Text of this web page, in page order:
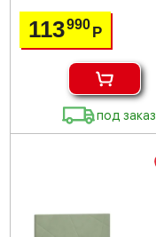
113990 Р
под заказ